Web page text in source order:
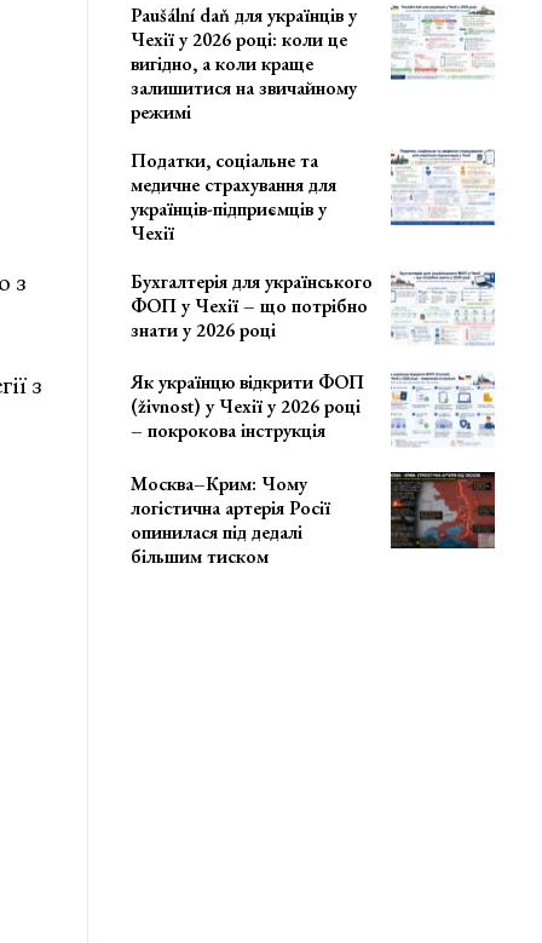
з
з
Paušální daň для українців у
Чехії у 2026 році: коли це
вигідно, а коли краще
залишитися на звичайному
режимі
Податки, соціальне та
медичне страхування для
українців-підприємців у
Чехії
Бухгалтерія для українського
ФОП у Чехії – що потрібно
знати у 2026 році
Як українцю відкрити ФОП
(živnost) у Чехії у 2026 році
– покрокова інструкція
Москва–Крим: Чому
логістична артерія Росії
опинилася під дедалі
більшим тиском